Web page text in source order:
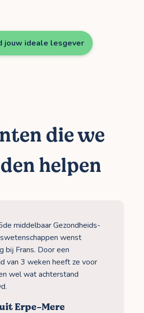
jouw ideale lesgever
die we
helpen
middelbaar Gezondheids-
wenst
bij Frans. Door een
van 3 weken heeft ze voor
wel wat achterstand
Erpe-Mere